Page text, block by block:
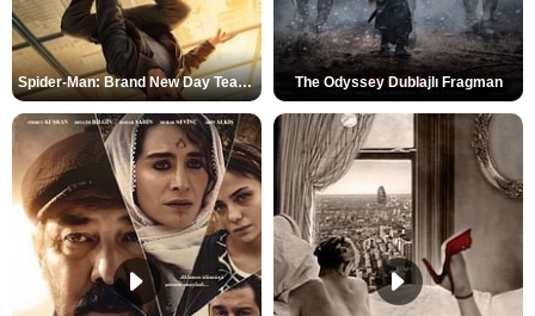
Spider-Man: Brand New Day Teaser The Odyssey Dublajlı Fragman